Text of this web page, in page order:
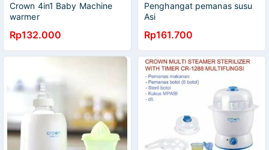
Crown 4in1 Baby Machine
warmer
Rp132.000
Penghangat pemanas susu
Asi
Rp161.700